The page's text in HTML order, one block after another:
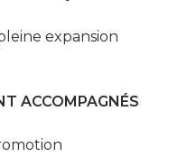
expansion
ACCOMPAGNÉS